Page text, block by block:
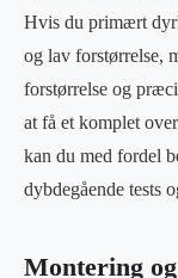
Hvis du primært
og lav forstørrelse,
forstørrelse og
at få et komplet
kan du med fordel
dybdegående tests
Montering